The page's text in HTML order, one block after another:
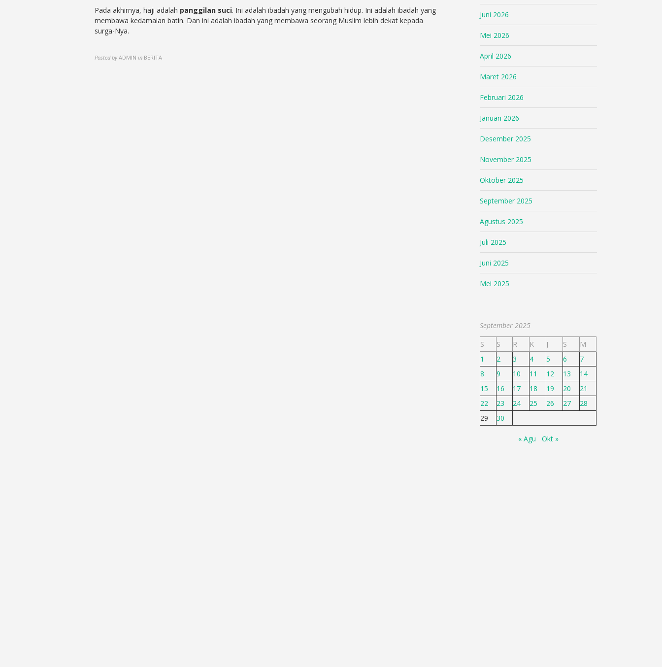
Pada akhirnya, haji adalah panggilan suci. Ini adalah ibadah yang mengubah hidup. Ini adalah ibadah yang
membawa kedamaian batin. Dan ini adalah ibadah yang membawa seorang Muslim lebih dekat kepada
surga-Nya.
Posted by ADMIN in BERITA
Juni 2026
Mei 2026
April 2026
Maret 2026
Februari 2026
Januari 2026
Desember 2025
November 2025
Oktober 2025
September 2025
Agustus 2025
Juli 2025
Juni 2025
Mei 2025
September 2025
S
S R K J S
M
1
2 3 4 5 6
7
8
9 10 11 12 13
14
15
16 17 18 19 20
21
22
23 24 25 26 27
28
29
30
« Agu Okt »